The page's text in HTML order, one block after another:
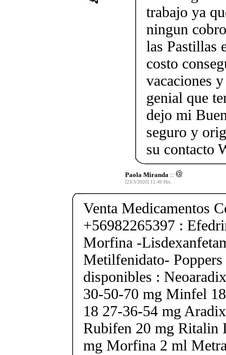
trabajo ya
ningun
las Pastillas
costo
vacaciones
genial que
dejo mi
seguro y
su contacto
Paola Miranda ::
[23/3/2020] 11:49 Hrs.
Venta Medicamentos
+56982265397 :
Morfina -
Metilfenidato-
disponibles :
30-50-70 mg Minfel
18 27-36-54 mg
Rubifen 20 mg Ritalin
mg Morfina 2 ml